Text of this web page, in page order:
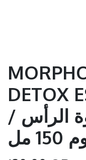
DETOX
/ مورفوسيس فروة الرأس